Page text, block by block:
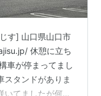
す⁡] 山口県山口市
休憩に立ち
車が停まってまし
スタンドがありま
いてましたが何も